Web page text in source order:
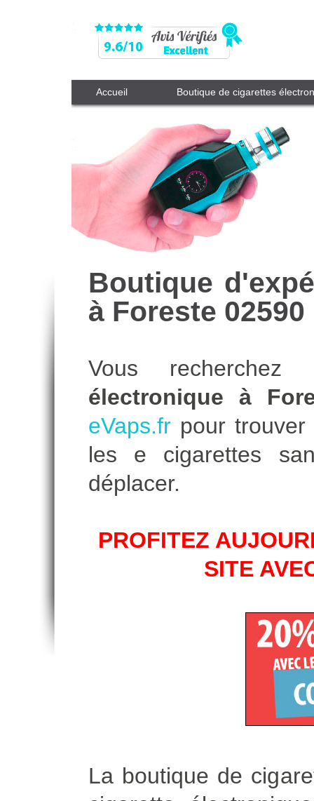
Accueil Boutique de cigarettes
Boutique
à Foreste 02590
Vous
électronique à
eVaps.frpour trouver
les e cigarettes
déplacer.
PROFITEZ
SITE
La boutique de